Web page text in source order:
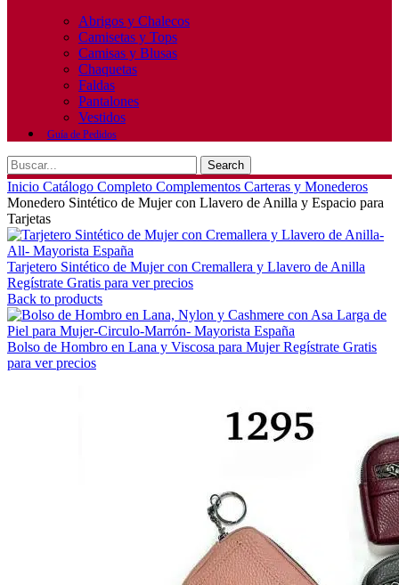
Abrigos y Chalecos
Camisetas y Tops
Camisas y Blusas
Chaquetas
Faldas
Pantalones
Vestidos
Guía de Pedidos
Search
Inicio Catálogo Completo Complementos Carteras y Monederos
Monedero Sintético de Mujer con Llavero de Anilla y Espacio para
Tarjetas
Tarjetero Sintético de Mujer con Cremallera y Llavero de Anilla
Regístrate Gratis para ver precios
Back to products
Bolso de Hombro en Lana y Viscosa para MujerRegístrate Gratis
para ver precios